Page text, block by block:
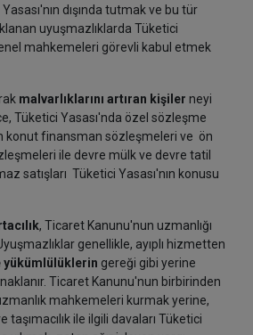
dışında tutmak ve bu tür
uyuşmazlıklarda Tüketici
mahkemeleri görevli kabul etmek
malvarlıklarını artıran kişiler neyi
Tüketici Yasası'nda özel sözleşme
konut finansman sözleşmeleri ve ön
ile devre mülk ve devre tatil
satışları Tüketici Yasası'nın konusu
, Ticaret Kanunu'nun uzmanlığı
genellikle, ayıplı hizmetten
yükümlülüklerin gereği gibi yerine
Ticaret Kanunu'nun birbirinden
mahkemeleri kurmak yerine,
taşımacılık ile ilgili davaları Tüketici